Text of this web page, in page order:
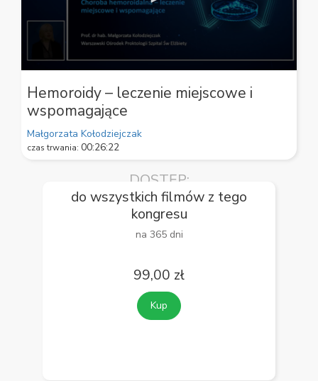
seconds
of
59
seconds
Hemoroidy – leczenie miejscowe i
wspomagające
Małgorzata Kołodziejczak
czas trwania: 00:26:22
DOSTĘP:
do wszystkich filmów z tego
kongresu
na 365 dni
99,00 zł
Kup